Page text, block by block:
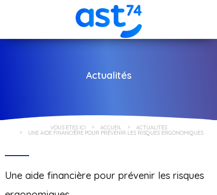
Actualités
VOUS ÊTES ICI ACCUEIL ACTUALITÉS
UNE AIDE FINANCIÈRE POUR PRÉVENIR LES RISQUES ERGONOMIQUES
Une aide financière pour prévenir les risques